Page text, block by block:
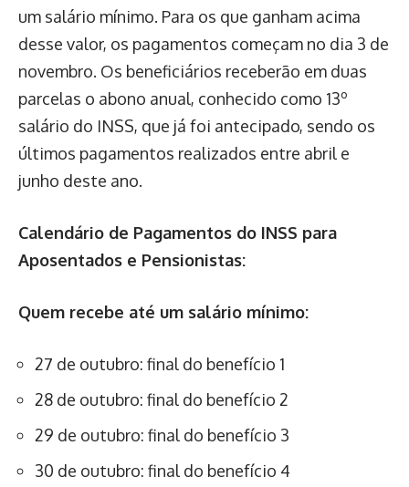
um salário mínimo. Para os que ganham acima
desse valor, os pagamentos começam no dia 3 de
novembro. Os beneficiários receberão em duas
parcelas o abono anual, conhecido como 13º
salário do INSS, que já foi antecipado, sendo os
últimos pagamentos realizados entre abril e
junho deste ano.
Calendário de Pagamentos do INSS para
Aposentados e Pensionistas:
Quem recebe até um salário mínimo:
27 de outubro: final do benefício 1
28 de outubro: final do benefício 2
29 de outubro: final do benefício 3
30 de outubro: final do benefício 4